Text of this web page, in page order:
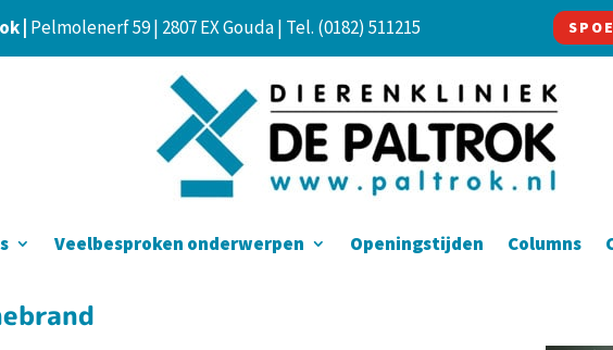
| Pelmolenerf 59 | 2807 EX Gouda | Tel. (0182) 511215
Veelbesproken onderwerpen Openingstijden Columns